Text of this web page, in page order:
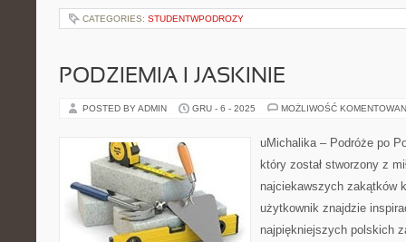
CATEGORIES: STUDENTWPODROZY
PODZIEMIA I JASKINIE
POSTED BY ADMIN GRU - 6 - 2025 MOŻLIWOŚĆ
uMichalika – Podróże po
który został stworzony z
najciekawszych zakątków
użytkownik znajdzie
najpiękniejszych polskich